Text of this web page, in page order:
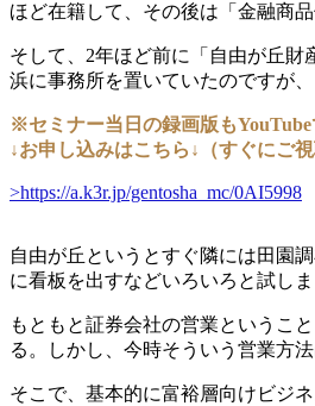
ほど在籍して、その後は「金融商
そして、2年ほど前に「自由が丘
浜に事務所を置いていたのですが
※セミナー当日の録画版もYouTube
↓お申し込みはこちら↓（すぐにご
>https://a.k3r.jp/gentosha_mc/0AI5998
自由が丘というとすぐ隣には田園
に看板を出すなどいろいろと試し
もともと証券会社の営業というこ
る。しかし、今時そういう営業方
そこで、基本的に富裕層向けビジ